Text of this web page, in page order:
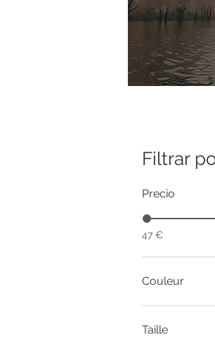
Filtrar
Precio
47 €
Couleur
Taille